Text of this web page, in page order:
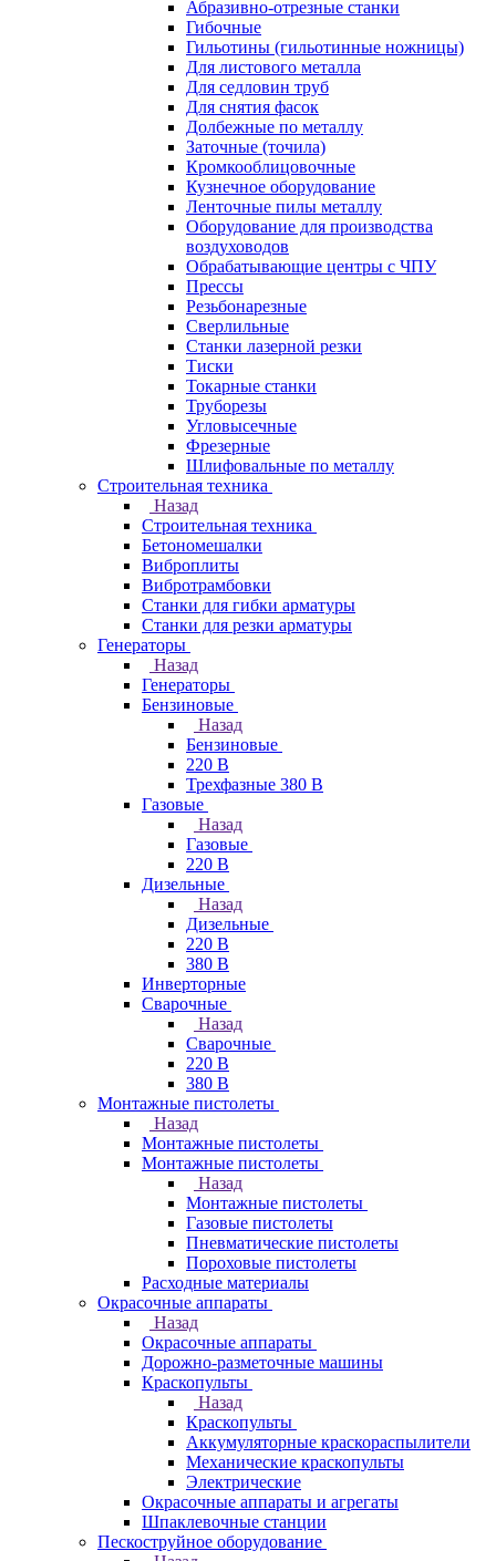
Абразивно-отрезные станки
Гибочные
Гильотины (гильотинные ножницы)
Для листового металла
Для седловин труб
Для снятия фасок
Долбежные по металлу
Заточные (точила)
Кромкооблицовочные
Кузнечное оборудование
Ленточные пилы металлу
Оборудование для производства
воздуховодов
Обрабатывающие центры с ЧПУ
Прессы
Резьбонарезные
Сверлильные
Станки лазерной резки
Тиски
Токарные станки
Труборезы
Угловысечные
Фрезерные
Шлифовальные по металлу
Строительная техника
Назад
Строительная техника
Бетономешалки
Виброплиты
Вибротрамбовки
Станки для гибки арматуры
Станки для резки арматуры
Генераторы
Назад
Генераторы
Бензиновые
Назад
Бензиновые
220 В
Трехфазные 380 В
Газовые
Назад
Газовые
220 В
Дизельные
Назад
Дизельные
220 В
380 В
Инверторные
Сварочные
Назад
Сварочные
220 В
380 В
Монтажные пистолеты
Назад
Монтажные пистолеты
Монтажные пистолеты
Назад
Монтажные пистолеты
Газовые пистолеты
Пневматические пистолеты
Пороховые пистолеты
Расходные материалы
Окрасочные аппараты
Назад
Окрасочные аппараты
Дорожно-разметочные машины
Краскопульты
Назад
Краскопульты
Аккумуляторные краскораспылители
Механические краскопульты
Электрические
Окрасочные аппараты и агрегаты
Шпаклевочные станции
Пескоструйное оборудование